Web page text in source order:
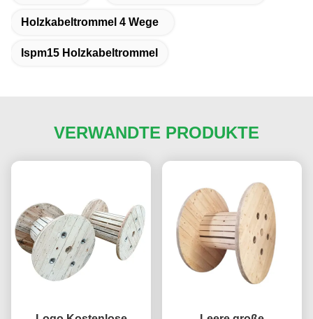
Holzkabeltrommel 4 Wege
Ispm15 Holzkabeltrommel
VERWANDTE PRODUKTE